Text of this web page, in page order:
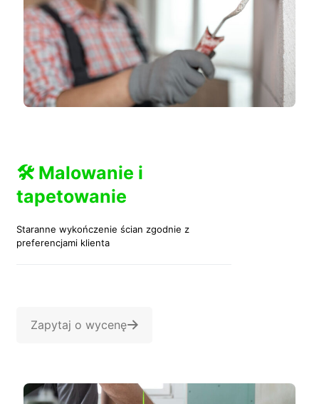
🛠️ Malowanie i
tapetowanie
Staranne wykończenie ścian zgodnie z
preferencjami klienta
Zapytaj o wycenę